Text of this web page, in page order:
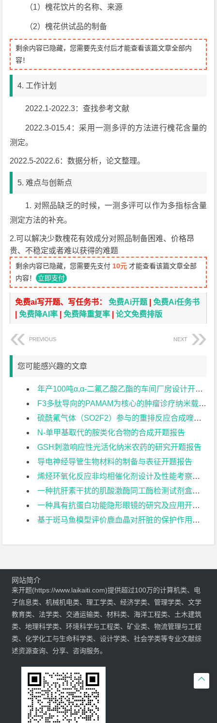
（1）槐花饮片的名称、来源
（2）槐花供试品的制备
剩余内容已隐藏，您需要先支付后才能查看该篇文章全部内
容！
4. 工作计划
2022.1-2022.3：查找参考文献
2022.3-015.4：采用一测多评的方法进行槐花含量的
测定。
2022.5-2022.6：数据分析，论文整理。
5. 难点与创新点
1. 对照品缺乏的时候，一测多评可以作为多指标含量
测定方法的补充。
2.可以解决少数槐花有效成分对照品制备困难、价格昂
贵、不稳定或者难以获得的难题
剩余内容已隐藏，您需要先支付 10元 才能查看该篇文章全部
内容！ 立即支付
免费ai写开题、写任务书：免费Ai开题 |免费Ai任务书
|免费降AI率 |免费降重复率 |论文免费排版
PREVIOUS NEXT
您可能感兴趣的文章
年产100吨α,α-二氟乙酸乙酯的车间厂房设计开题报告
F3多肽导向的PAMAM为核心的肿瘤诊疗纳米载体的合成开题报告
硫酰氟气体（SO2F2）参与的重排反应合成喹啉酮类化合物开题报告
N-单甲基取代的胺类化合物的合成开题报告
GSH刺激响应性光活化纳米农药的研究开题报告
导电神经导管生物材料的制备与表征开题报告
烯烃环氧化反应非均相催化剂设计及性能考察开题报告
一种抗肝素干扰的肌酸激酶同工酶检测试剂盒的研制开题报告
一种具有抗蛋白功能隐形眼镜的研究及应用开题报告
基于斑马鱼模型评价鹿血晶对肝脏的保护作用开题报告

网站简介
来开题(https://www.laikaiti.com)提供超过100万的计算机类、电
子信息类、机械机电类、理工学类、经济学类、管理学类、文学
教育类、法学类、交通运输类、材料类、海洋工程类、土木建筑
类、地理科学类、环境科学与工程类、矿业类、物流管理与工程
类、化学化工与生命科学类、设计学类、社会学类等专业文献综
述资源查询、分享、咨询服务。